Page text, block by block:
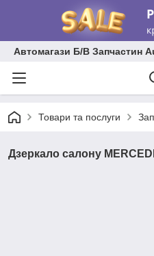
Автомагази Б/В Запчастин
Товари та послуги
Дзеркало салону